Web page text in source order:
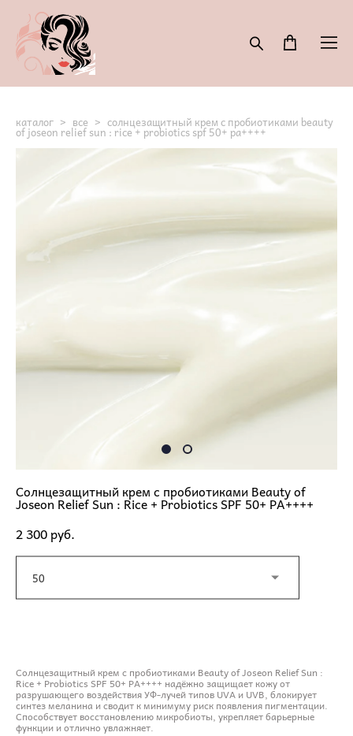
каталог > все > солнцезащитный крем с пробиотиками beauty
of joseon relief sun : rice + probiotics spf 50+ pa++++
Солнцезащитный крем с пробиотиками Beauty of
Joseon Relief Sun : Rice + Probiotics SPF 50+ PA++++
2 300 pуб.
50
Солнцезащитный крем с пробиотиками Beauty of Joseon Relief Sun :
Rice + Probiotics SPF 50+ PA++++ надёжно защищает кожу от
разрушающего воздействия УФ-лучей типов UVA и UVB, блокирует
синтез меланина и сводит к минимуму риск появления пигментации.
Способствует восстановлению микробиоты, укрепляет барьерные
функции и отлично увлажняет.